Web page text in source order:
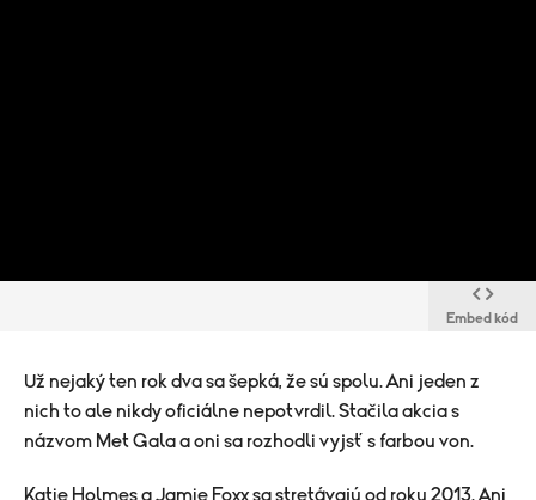
Embed kód
Už nejaký ten rok dva sa šepká, že sú spolu. Ani jeden z
nich to ale nikdy oficiálne nepotvrdil. Stačila akcia s
názvom Met Gala a oni sa rozhodli vyjsť s farbou von.
Katie Holmes a Jamie Foxx sa stretávajú od roku 2013. Ani